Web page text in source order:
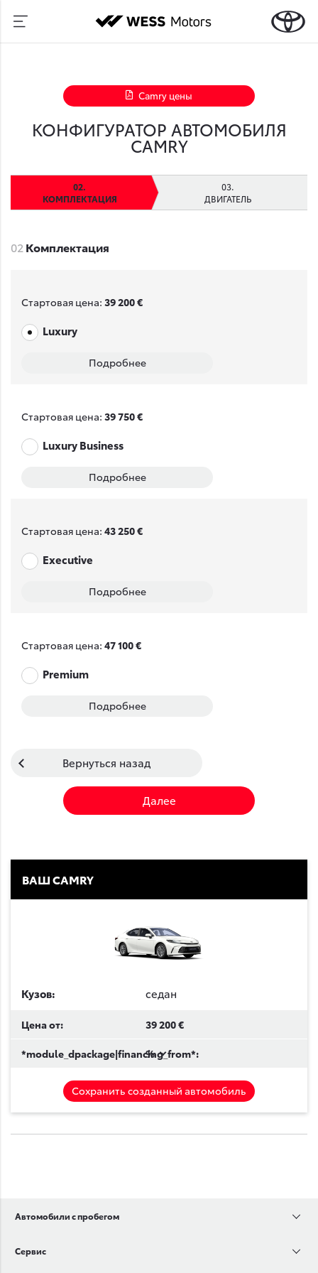
Camry цены
КОНФИГУРАТОР АВТОМОБИЛЯ
CAMRY
КОМПЛЕКТАЦИЯ ДВИГАТЕЛЬ
02 Комплектация
Стартовая цена: 39 200 €
Luxury
Подробнее
Стартовая цена: 39 750 €
Luxury Business
Подробнее
Стартовая цена: 43 250 €
Executive
Подробнее
Стартовая цена: 47 100 €
Premium
Подробнее
Вернуться назад
Далее
ВАШ CAMRY
Кузов: cедан
Цена от: 39 200 €
*module_dpackage|financing_from*:
%
Сохранить созданный автомобиль
Автомобили с пробегом
Сервис